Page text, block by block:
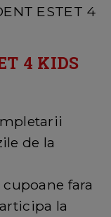
ESTET 4
4 KIDS
de la
fara
la